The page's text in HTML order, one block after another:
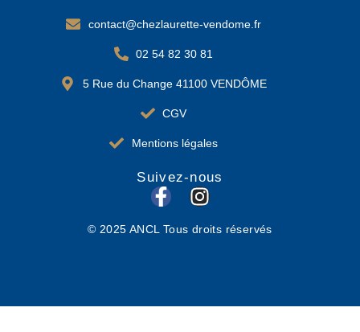
contact@chezlaurette-vendome.fr
02 54 82 30 81
5 Rue du Change 41100 VENDÔME
CGV
Mentions légales
Suivez-nous
F
c
I
s
© 2025 ANCL Tous droits réservés